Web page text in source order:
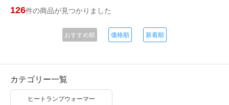
126件の商品が見つかりました
おすすめ順 価格順 新着順
カテゴリー一覧
ヒートランプウォーマー